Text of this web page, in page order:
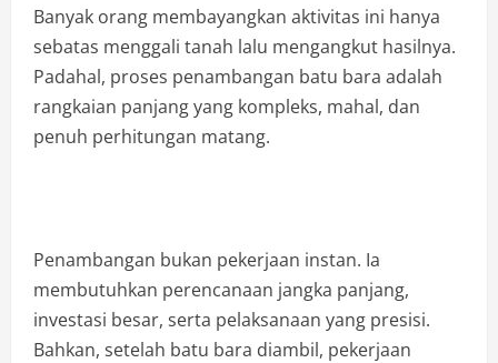
Banyak orang membayangkan aktivitas ini hanya
sebatas menggali tanah lalu mengangkut hasilnya.
Padahal, proses penambangan batu bara adalah
rangkaian panjang yang kompleks, mahal, dan
penuh perhitungan matang.
Penambangan bukan pekerjaan instan. Ia
membutuhkan perencanaan jangka panjang,
investasi besar, serta pelaksanaan yang presisi.
Bahkan, setelah batu bara diambil, pekerjaan